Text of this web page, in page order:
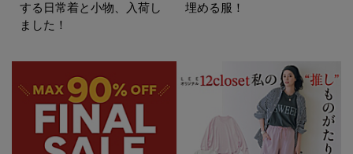
する日常着と小物、入荷し
ました！
埋める服！